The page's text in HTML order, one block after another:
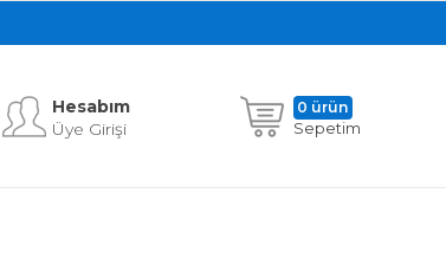
Hesabım
Üye Girişi
Sepetim
0 ürün